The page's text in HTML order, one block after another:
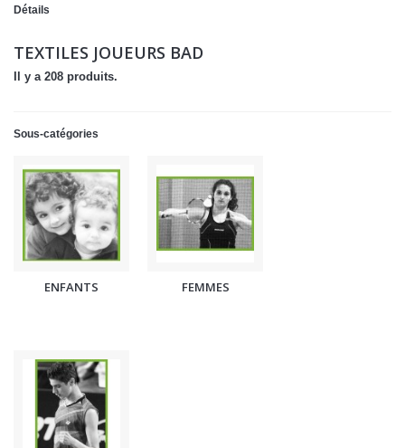
Détails
TEXTILES JOUEURS BAD
Il y a 208 produits.
Sous-catégories
ENFANTS FEMMES